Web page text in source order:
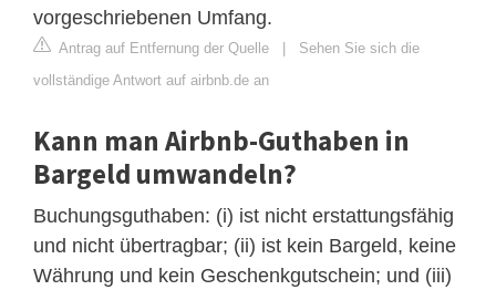
vorgeschriebenen Umfang.
Antrag auf Entfernung der Quelle | Sehen Sie sich die
vollständige Antwort auf airbnb.de an
Kann man Airbnb-Guthaben in
Bargeld umwandeln?
Buchungsguthaben: (i) ist nicht erstattungsfähig
und nicht übertragbar; (ii) ist kein Bargeld, keine
Währung und kein Geschenkgutschein; und (iii)